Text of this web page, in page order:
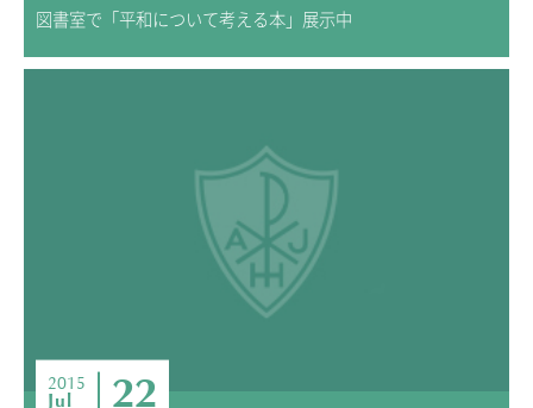
図書室で「平和について考える本」展示中
2015
Jul 22